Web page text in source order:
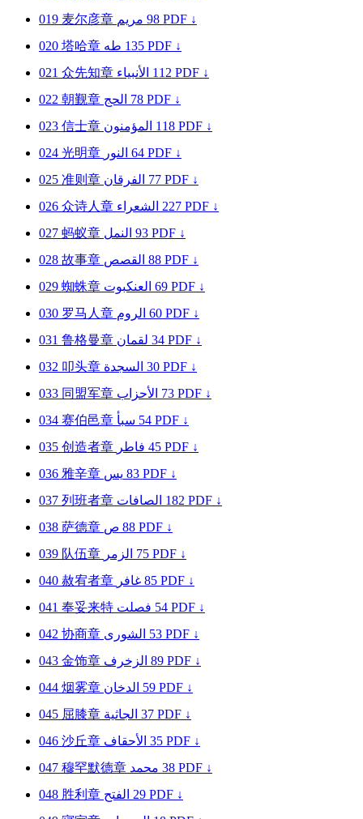
019 麦尔彦章 مريم 98 PDF ↓
020 塔哈章 طه 135 PDF ↓
021 众先知章 الأنبياء 112 PDF ↓
022 朝觐章 الحج 78 PDF ↓
023 信士章 المؤمنون 118 PDF ↓
024 光明章 النور 64 PDF ↓
025 准则章 الفرقان 77 PDF ↓
026 众诗人章 الشعراء 227 PDF ↓
027 蚂蚁章 النمل 93 PDF ↓
028 故事章 القصص 88 PDF ↓
029 蜘蛛章 العنكبوت 69 PDF ↓
030 罗马人章 الروم 60 PDF ↓
031 鲁格曼章 لقمان 34 PDF ↓
032 叩头章 السجدة 30 PDF ↓
033 同盟军章 الأحزاب 73 PDF ↓
034 赛伯邑章 سبأ 54 PDF ↓
035 创造者章 فاطر 45 PDF ↓
036 雅辛章 يس 83 PDF ↓
037 列班者章 الصافات 182 PDF ↓
038 萨德章 ص 88 PDF ↓
039 队伍章 الزمر 75 PDF ↓
040 赦宥者章 غافر 85 PDF ↓
041 奉妥来特 فصلت 54 PDF ↓
042 协商章 الشورى 53 PDF ↓
043 金饰章 الزخرف 89 PDF ↓
044 烟雾章 الدخان 59 PDF ↓
045 屈膝章 الجاثية 37 PDF ↓
046 沙丘章 الأحقاف 35 PDF ↓
047 穆罕默德章 محمد 38 PDF ↓
048 胜利章 الفتح 29 PDF ↓